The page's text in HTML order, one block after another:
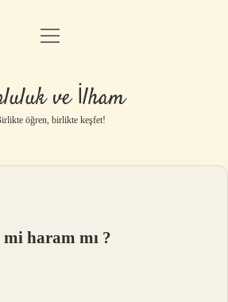
Anasayfa
Gizlilik Politikası
Yasal Uyarı
menüyü
ve İlham
öğren, birlikte keşfet!
haram mı ?